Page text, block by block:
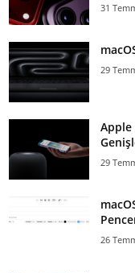
31
29
Apple
29
26